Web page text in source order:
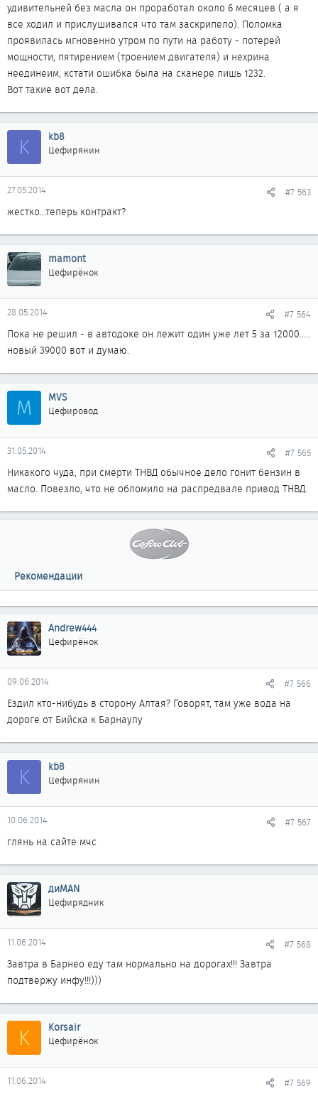
удивительней без масла он проработал около 6 месяцев ( а я
все ходил и прислушивался что там заскрипело). Поломка
проявилась мгновенно утром по пути на работу - потерей
мощности, пятирением (троением двигателя) и нехрина
неединеим, кстати ошибка была на сканере лишь 1232.
Вот такие вот дела.
K kb8
Цефирянин
27.05.2014 #7 563
жестко...теперь контракт?
mamont
Цефирёнок
28.05.2014 #7 564
Пока не решил - в автодоке он лежит один уже лет 5 за 12000.....
новый 39000 вот и думаю.
M MVS
Цефировод
31.05.2014 #7 565
Никакого чуда, при смерти ТНВД обычное дело гонит бензин в
масло. Повезло, что не обломило на распредвале привод ТНВД.
Рекомендации
Andrew444
Цефирёнок
09.06.2014 #7 566
Ездил кто-нибудь в сторону Алтая? Говорят, там уже вода на
дороге от Бийска к Барнаулу
K kb8
Цефирянин
10.06.2014 #7 567
глянь на сайте мчс
диMAN
Цефирядник
11.06.2014 #7 568
Завтра в Барнео еду там нормально на дорогах!!! Завтра
подтвержу инфу!!!)))
K Korsair
Цефирёнок
11.06.2014 #7 569